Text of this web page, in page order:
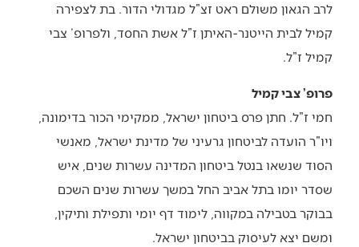
לרב הגאון משולם ראט זצ”ל מגדולי הדור. בת לצפירה
קמיל לבית הייטנר-האיתן ז”ל אשת החסד, ולפרופ’ צבי
קמיל ז”ל.
פרופ’ צבי קמיל
חמי ז”ל. חתן פרס ביטחון ישראל, ממקימי הכור בדימונה,
ויו”ר הועדה לביטחון גרעיני של מדינת ישראל, מאנשי
הסוד שנשאו בנטל ביטחון המדינה עשרות שנים, איש
שסדר יומו בתל אביב החל במשך עשרות שנים השכם
בבוקר בטבילה במקווה, לימוד דף יומי ותפילת ותיקין,
ומשם יצא לעיסוק בביטחון ישראל.